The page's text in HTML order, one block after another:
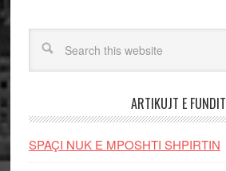
ARTIKUJT E FUNDIT
SPAÇI NUK E MPOSHTI SHPIRTIN